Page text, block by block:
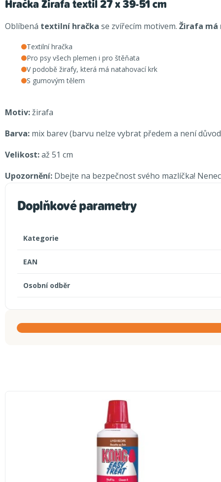
Hračka Žirafa textil 27 x 39-51 cm
Oblíbená textilní hračka se zvířecím motivem. Žirafa má
Textilní hračka
Pro psy všech plemen i pro štěňata
V podobě žirafy, která má natahovací krk
S gumovým tělem
Motiv:žirafa
Barva: mix barev (barvu nelze vybrat předem a není
Velikost:až 51 cm
Upozornění: Dbejte na bezpečnost svého mazlíčka!
Doplňkové parametry
Kategorie
EAN
Osobní odběr